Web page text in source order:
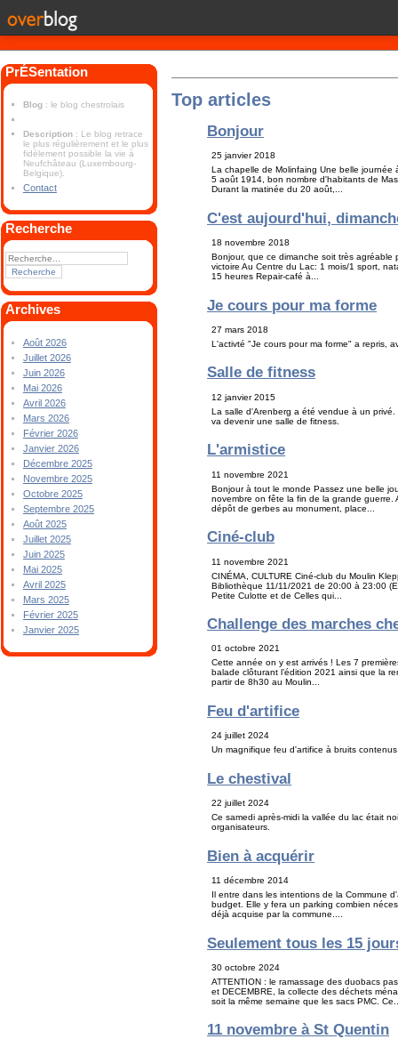
PrÉSentation
Blog : le blog chestrolais
Description : Le blog retrace
le plus régulièrement et le plus
fidèlement possible la vie à
Neufchâteau (Luxembourg-
Belgique).
Contact
Recherche
Archives
Août 2026
Juillet 2026
Juin 2026
Mai 2026
Avril 2026
Mars 2026
Février 2026
Janvier 2026
Décembre 2025
Novembre 2025
Octobre 2025
Septembre 2025
Août 2025
Juillet 2025
Juin 2025
Mai 2025
Avril 2025
Mars 2025
Février 2025
Janvier 2025
Top articles
Bonjour
25 janvier 2018
La chapelle de Molinfaing Une belle
5 août 1914, bon nombre d'habitants de
Durant la matinée du 20 août,...
C'est aujourd'hui,
18 novembre 2018
Bonjour, que ce dimanche soit très
victoire Au Centre du Lac: 1 mois/1 sport,
15 heures Repair-café à...
Je cours pour ma forme
27 mars 2018
L'activté "Je cours pour ma forme" a repris,
Salle de fitness
12 janvier 2015
La salle d'Arenberg a été vendue à un
va devenir une salle de fitness.
L'armistice
11 novembre 2021
Bonjour à tout le monde Passez une belle
novembre on fête la fin de la grande
dépôt de gerbes au monument, place...
Ciné-club
11 novembre 2021
CINÉMA, CULTURE Ciné-club du Moulin
Bibliothèque 11/11/2021 de 20:00 à 23:00
Petite Culotte et de Celles qui...
Challenge des marches
01 octobre 2021
Cette année on y est arrivés ! Les 7
balade clôturant l’édition 2021 ainsi que la
partir de 8h30 au Moulin...
Feu d'artifice
24 juillet 2024
Un magnifique feu d'artifice à bruits
Le chestival
22 juillet 2024
Ce samedi après-midi la vallée du lac était
organisateurs.
Bien à acquérir
11 décembre 2014
Il entre dans les intentions de la Commune
budget. Elle y fera un parking combien
déjà acquise par la commune....
Seulement tous les 15
30 octobre 2024
ATTENTION : le ramassage des duobacs
et DECEMBRE, la collecte des déchets
soit la même semaine que les sacs PMC.
11 novembre à St Quentin